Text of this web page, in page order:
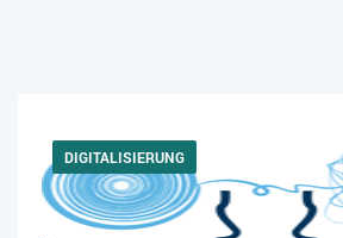
DIGITALISIERUNG